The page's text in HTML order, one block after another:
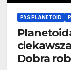
PAS PLANETOID
Dobra